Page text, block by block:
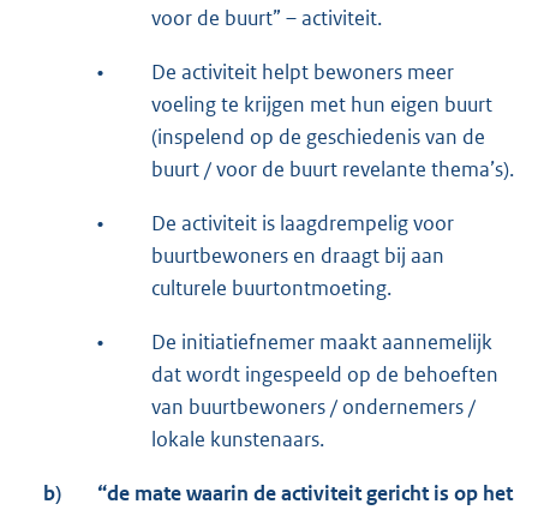
voor de buurt” – activiteit.
•
De activiteit helpt bewoners meer
voeling te krijgen met hun eigen buurt
(inspelend op de geschiedenis van de
buurt / voor de buurt revelante thema’s).
•
De activiteit is laagdrempelig voor
buurtbewoners en draagt bij aan
culturele buurtontmoeting.
•
De initiatiefnemer maakt aannemelijk
dat wordt ingespeeld op de behoeften
van buurtbewoners / ondernemers /
lokale kunstenaars.
b)
“de mate waarin de activiteit gericht is op het